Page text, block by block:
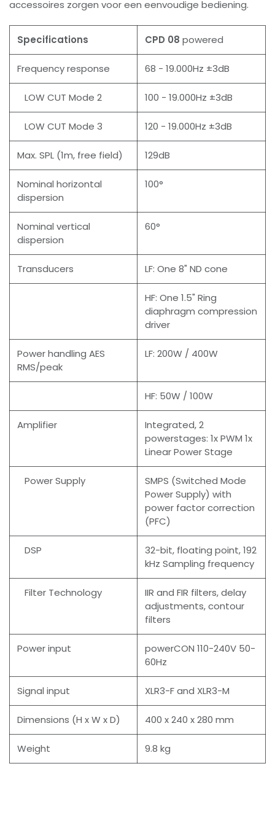
accessoires zorgen voor een eenvoudige bediening.
Specifications CPD 08 powered
Frequency response 68 - 19.000Hz ±3dB
LOW CUT Mode 2 100 - 19.000Hz ±3dB
LOW CUT Mode 3 120 - 19.000Hz ±3dB
Max. SPL (1m, free field) 129dB
Nominal horizontal
dispersion
100°
Nominal vertical
dispersion
60°
Transducers LF: One 8" ND cone
HF: One 1.5" Ring
diaphragm compression
driver
Power handling AES
RMS/peak
LF: 200W / 400W
HF: 50W / 100W
Amplifier
Integrated, 2
powerstages: 1x PWM 1x
Linear Power Stage
Power Supply
SMPS (Switched Mode
Power Supply) with
power factor correction
(PFC)
DSP
32-bit, floating point, 192
kHz Sampling frequency
Filter Technology
IIR and FIR filters, delay
adjustments, contour
filters
Power input
powerCON 110-240V 50-
60Hz
Signal input XLR3-F and XLR3-M
Dimensions (H x W x D) 400 x 240 x 280 mm
Weight 9.8 kg